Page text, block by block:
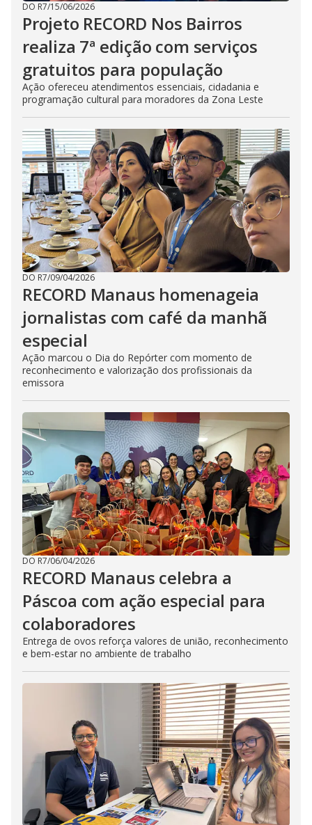
DO R7/15/06/2026
Projeto RECORD Nos Bairros
realiza 7ª edição com serviços
gratuitos para população
Ação ofereceu atendimentos essenciais, cidadania e
programação cultural para moradores da Zona Leste
DO R7/09/04/2026
RECORD Manaus homenageia
jornalistas com café da manhã
especial
Ação marcou o Dia do Repórter com momento de
reconhecimento e valorização dos profissionais da
emissora
DO R7/06/04/2026
RECORD Manaus celebra a
Páscoa com ação especial para
colaboradores
Entrega de ovos reforça valores de união, reconhecimento
e bem-estar no ambiente de trabalho